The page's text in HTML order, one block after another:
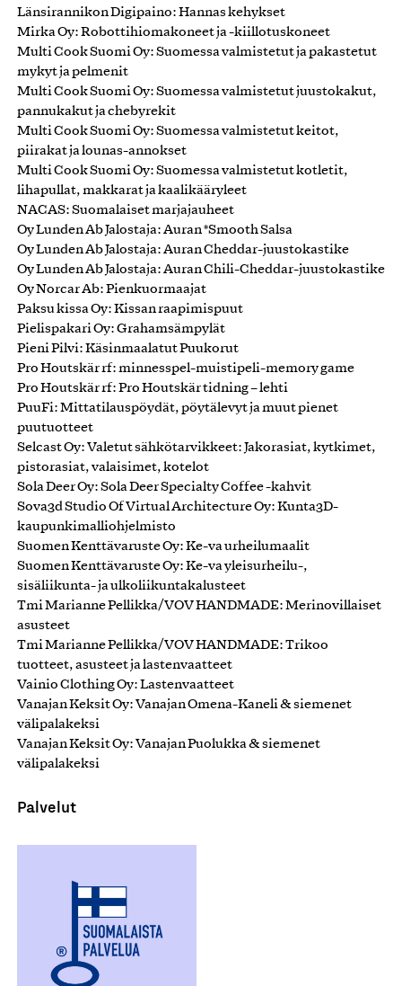
Länsirannikon Digipaino: Hannas kehykset
Mirka Oy: Robottihiomakoneet ja -kiillotuskoneet
Multi Cook Suomi Oy: Suomessa valmistetut ja pakastetut
mykyt ja pelmenit
Multi Cook Suomi Oy: Suomessa valmistetut juustokakut,
pannukakut ja chebyrekit
Multi Cook Suomi Oy: Suomessa valmistetut keitot,
piirakat ja lounas-annokset
Multi Cook Suomi Oy: Suomessa valmistetut kotletit,
lihapullat, makkarat ja kaalikääryleet
NACAS: Suomalaiset marjajauheet
Oy Lunden Ab Jalostaja: Auran *Smooth Salsa
Oy Lunden Ab Jalostaja: Auran Cheddar-juustokastike
Oy Lunden Ab Jalostaja: Auran Chili-Cheddar-juustokastike
Oy Norcar Ab: Pienkuormaajat
Paksu kissa Oy: Kissan raapimispuut
Pielispakari Oy: Grahamsämpylät
Pieni Pilvi: Käsinmaalatut Puukorut
Pro Houtskär rf: minnesspel-muistipeli-memory game
Pro Houtskär rf: Pro Houtskär tidning – lehti
PuuFi: Mittatilauspöydät, pöytälevyt ja muut pienet
puutuotteet
Selcast Oy: Valetut sähkötarvikkeet: Jakorasiat, kytkimet,
pistorasiat, valaisimet, kotelot
Sola Deer Oy: Sola Deer Specialty Coffee -kahvit
Sova3d Studio Of Virtual Architecture Oy: Kunta3D-
kaupunkimalliohjelmisto
Suomen Kenttävaruste Oy: Ke-va urheilumaalit
Suomen Kenttävaruste Oy: Ke-va yleisurheilu-,
sisäliikunta- ja ulkoliikuntakalusteet
Tmi Marianne Pellikka/VOV HANDMADE: Merinovillaiset
asusteet
Tmi Marianne Pellikka/VOV HANDMADE: Trikoo
tuotteet, asusteet ja lastenvaatteet
Vainio Clothing Oy: Lastenvaatteet
Vanajan Keksit Oy: Vanajan Omena-Kaneli & siemenet
välipalakeksi
Vanajan Keksit Oy: Vanajan Puolukka & siemenet
välipalakeksi
Palvelut